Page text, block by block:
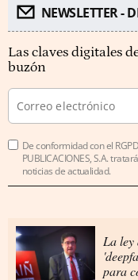
NEWSLETTER -
Las claves digitales
buzón
De conformidad con el
PUBLICACIONES, S.A.
noticias de actualidad.
La ley
para